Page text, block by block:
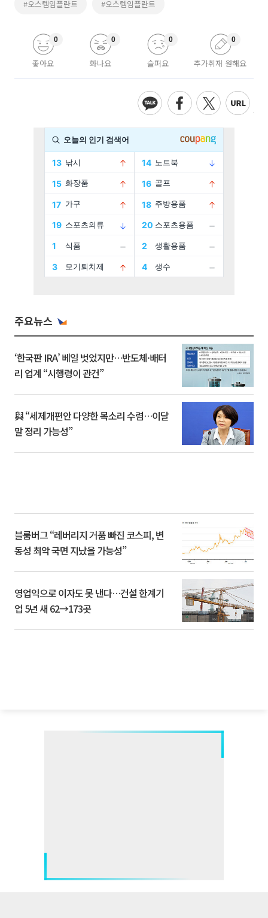
#오스템임플란트 #오스템임플란트
좋아요
0
화나요
0
슬퍼요
0
추가취재 원해요
0
주요뉴스
‘한국판 IRA’ 베일 벗었지만…반도체·배터
리 업계 “시행령이 관건”
與 “세제개편안 다양한 목소리 수렴…이달
말 정리 가능성”
블룸버그 “레버리지 거품 빠진 코스피, 변
동성 최악 국면 지났을 가능성”
영업익으로 이자도 못 낸다…건설 한계기
업 5년 새 62→173곳